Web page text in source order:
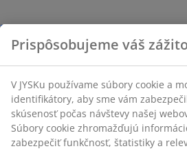
Prispôsobujeme váš
V JYSKu používame súbory cookie a
identifikátory, aby sme vám
skúsenosť počas návštevy našej
Súbory cookie zhromažďujú
zabezpečiť funkčnosť, štatistiky a